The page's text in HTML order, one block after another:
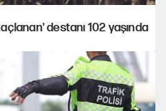
destanı 102 yaşında